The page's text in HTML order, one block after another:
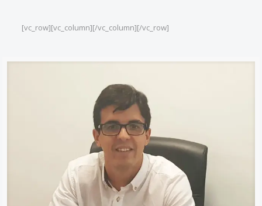
[vc_row][vc_column][/vc_column][/vc_row]